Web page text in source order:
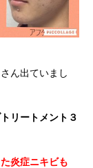
ん出ていまし
リートメント ３
炎症ニキビも